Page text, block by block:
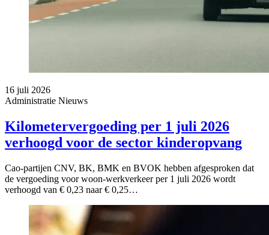
16 juli 2026
Administratie Nieuws
Kilometervergoeding per 1 juli 2026
verhoogd voor de sector kinderopvang
Cao-partijen CNV, BK, BMK en BVOK hebben afgesproken dat
de vergoeding voor woon-werkverkeer per 1 juli 2026 wordt
verhoogd van € 0,23 naar € 0,25…